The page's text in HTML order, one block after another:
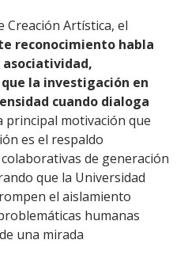
Creación Artística, el
reconocimiento habla
asociatividad,
la investigación en
cuando dialoga
principal motivación que
es el respaldo
de generación
que la Universidad
el aislamiento
humanas
una mirada